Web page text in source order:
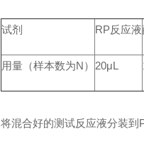
试剂 RP反应液
用量（样本数为N） 20μL
将混合好的测试反应液分装到